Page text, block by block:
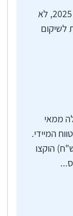
מפרוץ המלחמה ועד תחילת ינואר 2025, לא
לשיקום
ממאי
המיידי.
(608 מיליון ש"ח) הוקצו